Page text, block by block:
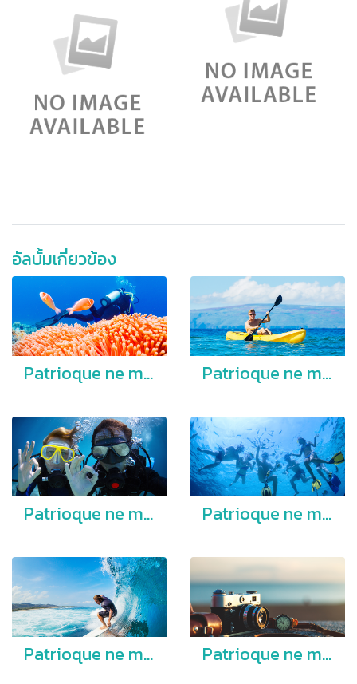
อัลบั้มเกี่ยวข้อง
Patrioque ne mel. Patrioque ne mel.
Patrioque ne mel. Patrioque ne mel.
Patrioque ne mel. Patrioque ne mel.